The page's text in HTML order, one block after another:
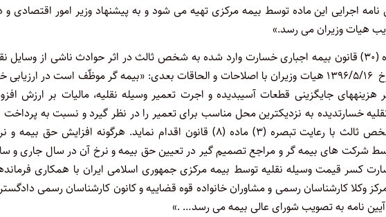
اجرایی این ماده توسط بیمه مرکزی تهیه می شود و به پیشنهاد وزیر امور اقتصادی و
هیات وزیران می رسد.»
۲- به موجب ماده (۷) آیین نامه اجرایی ماده (۳۰) قانون بیمه اجباری خسارت وارد شده به شخص ثالث در اثر حوادث ناشی از
تصویب نامه شماره ۵۸۶۶۶/ت۵۳۶۳۶ هـ مورخ ۱۳۹۶/۵/۱۶ هیات وزیران با اصلاحات و الحاقات بعدی: «بیمه گر موظّف است در
هزینه­های جایگزینی قطعات آسیب­دیده و اجرت تعمیر وسیله نقلیه، مالیات بر ارزش
خسارت­دیده به نزدیک­ترین محل مناسب برای تعمیر را در نظر گیرد و نسبت به پرداخت
سقف تعهّدات مالی مندرج در بیمه نامه شخص ثالث با رعایت تبصره (۳) ماده (۸) قانون اقدام نماید. هرگونه
شرکت های بیمه گر و مراجع تصمیم گیر در تعیین حق بیمه و نرخ آن در سال جاری و
کسر قیمت وسیله نقلیه توسط بیمه مرکزی جمهوری اسلامی ایران با همکاری
وکلا کارشناسان رسمی و مشاوران خانواده قوه قضاییه و کانون کارشناسان رسمی
نامه به تصویب شورای عالی بیمه می رسد… .»